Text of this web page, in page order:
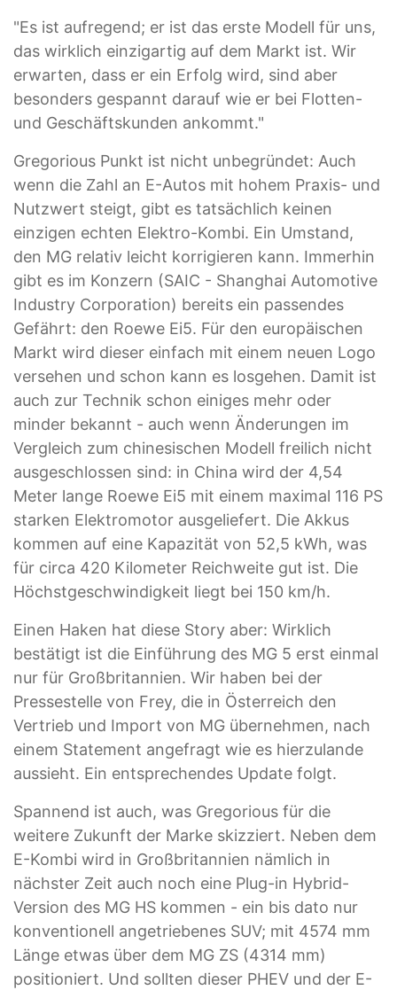
"Es ist aufregend; er ist das erste Modell für uns,
das wirklich einzigartig auf dem Markt ist. Wir
erwarten, dass er ein Erfolg wird, sind aber
besonders gespannt darauf wie er bei Flotten-
und Geschäftskunden ankommt."
Gregorious Punkt ist nicht unbegründet: Auch
wenn die Zahl an E-Autos mit hohem Praxis- und
Nutzwert steigt, gibt es tatsächlich keinen
einzigen echten Elektro-Kombi. Ein Umstand,
den MG relativ leicht korrigieren kann. Immerhin
gibt es im Konzern (SAIC - Shanghai Automotive
Industry Corporation) bereits ein passendes
Gefährt: den Roewe Ei5. Für den europäischen
Markt wird dieser einfach mit einem neuen Logo
versehen und schon kann es losgehen. Damit ist
auch zur Technik schon einiges mehr oder
minder bekannt - auch wenn Änderungen im
Vergleich zum chinesischen Modell freilich nicht
ausgeschlossen sind: in China wird der 4,54
Meter lange Roewe Ei5 mit einem maximal 116 PS
starken Elektromotor ausgeliefert. Die Akkus
kommen auf eine Kapazität von 52,5 kWh, was
für circa 420 Kilometer Reichweite gut ist. Die
Höchstgeschwindigkeit liegt bei 150 km/h.
Einen Haken hat diese Story aber: Wirklich
bestätigt ist die Einführung des MG 5 erst einmal
nur für Großbritannien. Wir haben bei der
Pressestelle von Frey, die in Österreich den
Vertrieb und Import von MG übernehmen, nach
einem Statement angefragt wie es hierzulande
aussieht. Ein entsprechendes Update folgt.
Spannend ist auch, was Gregorious für die
weitere Zukunft der Marke skizziert. Neben dem
E-Kombi wird in Großbritannien nämlich in
nächster Zeit auch noch eine Plug-in Hybrid-
Version des MG HS kommen - ein bis dato nur
konventionell angetriebenes SUV; mit 4574 mm
Länge etwas über dem MG ZS (4314 mm)
positioniert. Und sollten dieser PHEV und der E-